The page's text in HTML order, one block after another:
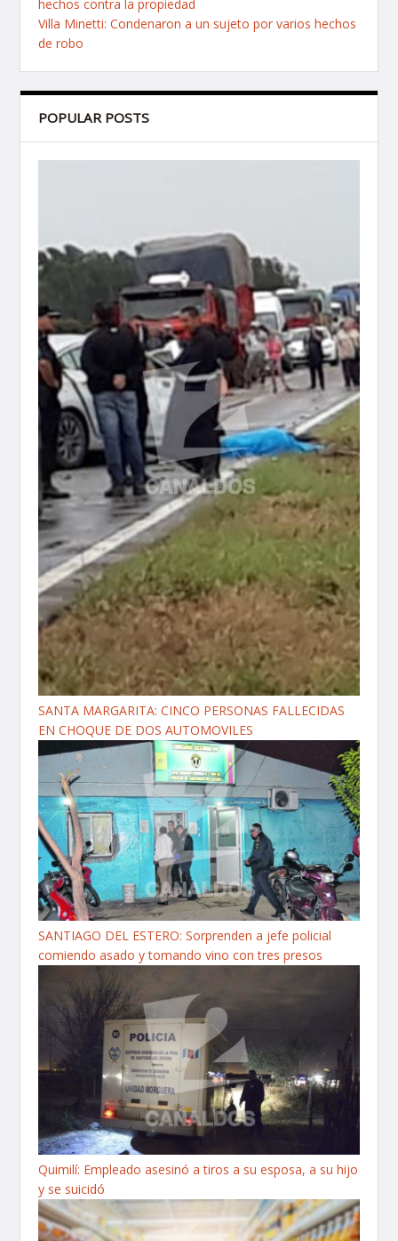
hechos contra la propiedad
Villa Minetti: Condenaron a un sujeto por varios hechos
de robo
POPULAR POSTS
SANTA MARGARITA: CINCO PERSONAS FALLECIDAS
EN CHOQUE DE DOS AUTOMOVILES
SANTIAGO DEL ESTERO: Sorprenden a jefe policial
comiendo asado y tomando vino con tres presos
Quimilí: Empleado asesinó a tiros a su esposa, a su hijo
y se suicidó